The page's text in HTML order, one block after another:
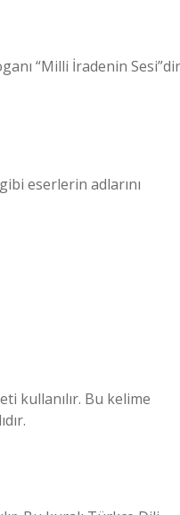
“Milli İradenin
eserlerin adlarını
kullanılır. Bu kelime